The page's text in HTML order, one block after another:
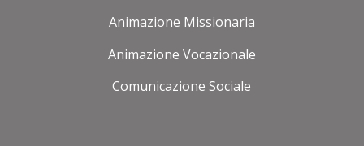
Animazione Missionaria
Animazione Vocazionale
Comunicazione Sociale